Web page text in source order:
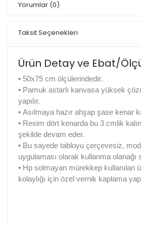
Yorumlar (0)
Taksit Seçenekleri
Ürün Detay ve Ebat/
• 50x75 cm ölçülerindedir.
• Pamuk astarlı kanvasa yüksek
yapılır.
• Asılmaya hazır ahşap şase kenar
• Resim dört kenarda bu 3 cmlik
şekilde devam eder.
• Bu sayede tabloyu çerçevesiz,
uygulaması olarak kullanma olanağı
• Hp solmayan mürekkep kullanılan
kolaylığı için özel vernik kaplama